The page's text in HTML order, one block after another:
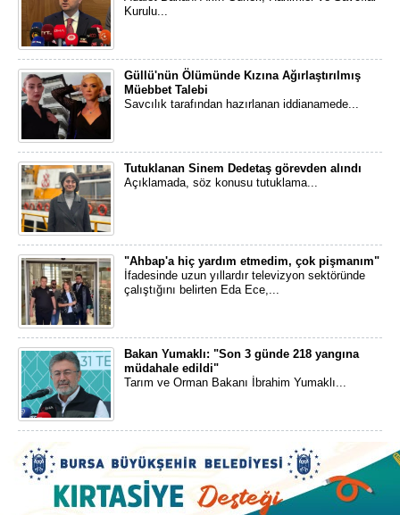
Kurulu...
Güllü'nün Ölümünde Kızına Ağırlaştırılmış
Müebbet Talebi
Savcılık tarafından hazırlanan iddianamede...
Tutuklanan Sinem Dedetaş görevden alındı
Açıklamada, söz konusu tutuklama...
"Ahbap'a hiç yardım etmedim, çok pişmanım"
İfadesinde uzun yıllardır televizyon sektöründe
çalıştığını belirten Eda Ece,...
Bakan Yumaklı: "Son 3 günde 218 yangına
müdahale edildi"
Tarım ve Orman Bakanı İbrahim Yumaklı...